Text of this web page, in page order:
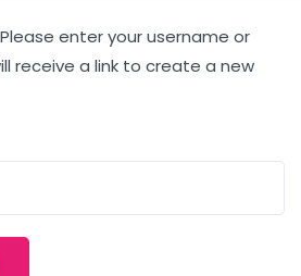
enter your username or
receive a link to create a new